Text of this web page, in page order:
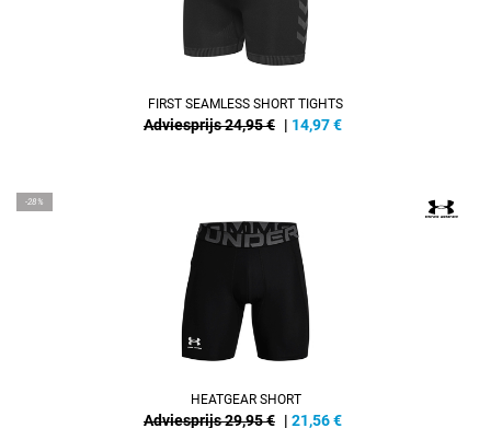
FIRST SEAMLESS SHORT TIGHTS
Adviesprijs 24,95 € | 14,97€
-28%
HEATGEAR SHORT
Adviesprijs 29,95 € | 21,56€